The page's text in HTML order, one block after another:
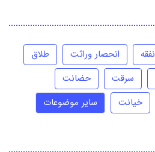
نفقه انحصار وراثت
طلاق
سرقت
حضانت
خیانت سایر موضوعات